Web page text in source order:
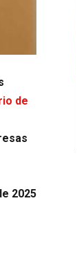
de
2025